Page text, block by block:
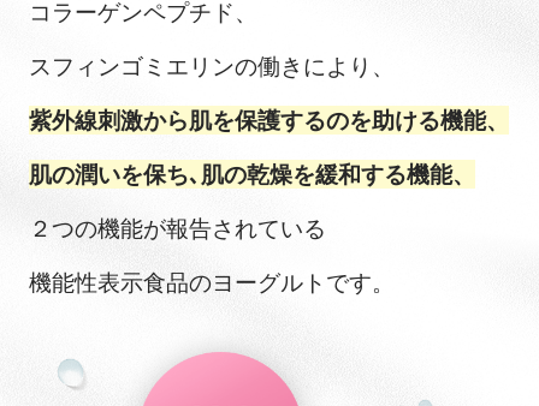
コラーゲンペプチド、
スフィンゴミエリンの働きにより、
紫外線刺激から肌を保護するのを助ける機能、
肌の潤いを保ち､肌の乾燥を緩和する機能、
２つの機能が報告されている
機能性表示食品のヨーグルトです。